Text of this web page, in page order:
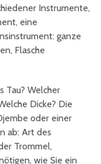
Instrumente,
eine
ganze
Flasche
Tau? Welcher
Dicke? Die
oder einer
ab: Art des
Trommel,
wie Sie ein